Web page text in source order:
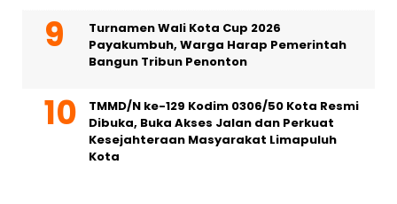
Turnamen Wali Kota Cup 2026
Payakumbuh, Warga Harap Pemerintah
Bangun Tribun Penonton
TMMD/N ke-129 Kodim 0306/50 Kota Resmi
Dibuka, Buka Akses Jalan dan Perkuat
Kesejahteraan Masyarakat Limapuluh
Kota